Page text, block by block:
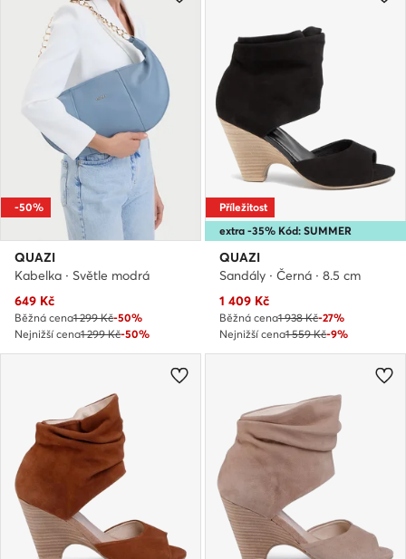
-50%
QUAZI
Kabelka · Světle modrá
Aktuální cena
649 Kč
Běžná cena1 299 Kč-50%
Nejnižší cena1 299 Kč-50%
extra -35% Kód: SUMMER
Příležitost
QUAZI
Sandály · Černá · 8.5 cm
Aktuální cena
1 409 Kč
Běžná cena1 938 Kč-27%
Nejnižší cena1 559 Kč-9%